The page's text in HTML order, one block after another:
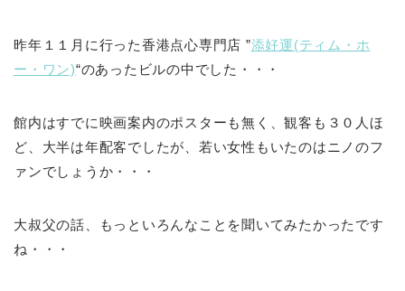
昨年１１月に行った香港点心専門店 ”添好運(ティム・ホ
ー・ワン)“のあったビルの中でした・・・
館内はすでに映画案内のポスターも無く、観客も３０人ほ
ど、大半は年配客でしたが、若い女性もいたのはニノのフ
ァンでしょうか・・・
大叔父の話、もっといろんなことを聞いてみたかったです
ね・・・